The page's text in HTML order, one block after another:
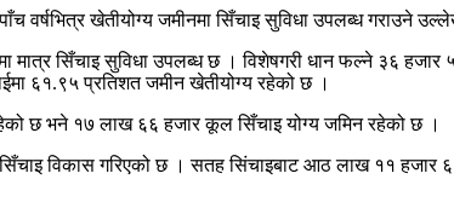
वर्षभित्र खेतीयोग्य जमीनमा सिँचाइ सुविधा उपलब्ध गराउने
सिँचाइ सुविधा उपलब्ध छ । विशेषगरी धान फल्ने ३६
६१.९५ प्रतिशत जमीन खेतीयोग्य रहेको छ ।
छ भने १७ लाख ६६ हजार कूल सिँचाइ योग्य जमिन रहेको छ ।
विकास गरिएको छ । सतह सिंचाइबाट आठ लाख ११ हजार